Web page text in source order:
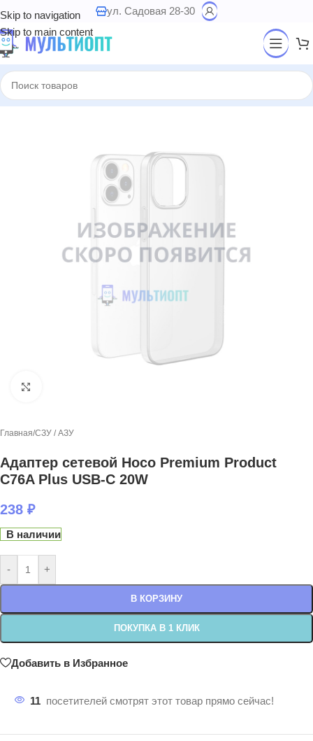
Skip to navigation
Skip to main content
ул. Садовая 28-30
Главная/СЗУ / АЗУ
Адаптер сетевой Hoco Premium Product
C76A Plus USB-C 20W
238 ₽
В наличии
- +
В КОРЗИНУ
ПОКУПКА В 1 КЛИК
Добавить в Избранное
11 посетителей смотрят этот товар прямо сейчас!